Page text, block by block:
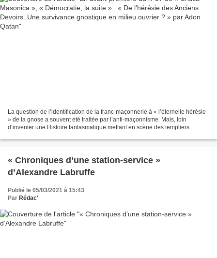
La question de l’identification de la franc-maçonnerie à « l’éternelle hérésie
» de la gnose a souvent été traitée par l’anti-maçonnisme. Mais, loin
d’inventer une Histoire fantasmatique mettant en scène des templiers
« Chroniques d’une station-service »
d’Alexandre Labruffe
Publié le 05/03/2021 à 15:43
Par Rédac'